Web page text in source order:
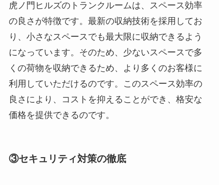
虎ノ門ヒルズのトランクルームは、スペース効率
の良さが特徴です。最新の収納技術を採用してお
り、小さなスペースでも最大限に収納できるよう
になっています。そのため、少ないスペースで多
くの荷物を収納できるため、より多くのお客様に
利用していただけるのです。このスペース効率の
良さにより、コストを抑えることができ、格安な
価格を提供できるのです。
③セキュリティ対策の徹底